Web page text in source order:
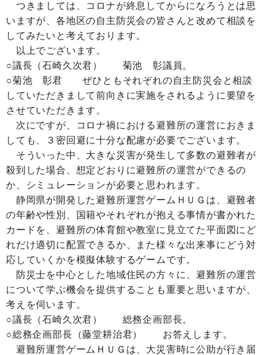
つきましては、コロナが終息してからになろうとは思
いますが、各地区の自主防災会の皆さんと改めて相談を
してみたいと考えております。
以上でございます。
○議長（石崎久次君） 菊池 彰議員。
○菊池 彰君 ぜひともそれぞれの自主防災会と相談
していただきまして前向きに実施をされるように要望を
させていただきます。
次にですが、コロナ禍における避難所の運営におきま
しても、３密回避に十分な配慮が必要でございます。
そういった中、大きな災害が発生して多数の避難者が
殺到した場合、想定どおりに避難所の運営ができるの
か、シミュレーションが必要と思われます。
静岡県が開発した避難所運営ゲームＨＵＧは、避難者
の年齢や性別、国籍やそれぞれが抱える事情が書かれた
カードを、避難所の体育館や教室に見立てた平面図にど
れだけ適切に配置できるか、また様々な出来事にどう対
応していくかを模擬体験するゲームです。
防災士を中心とした地域住民の方々に、避難所の運営
について学ぶ機会を提供することも重要と思いますが、
考えを伺います。
○議長（石崎久次君） 総務企画部長。
○総務企画部長（藤堂耕治君） お答えします。
避難所運営ゲームＨＵＧは、大災害時に公助が行き届